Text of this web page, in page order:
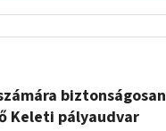
biztonságosan
Keleti pályaudvar